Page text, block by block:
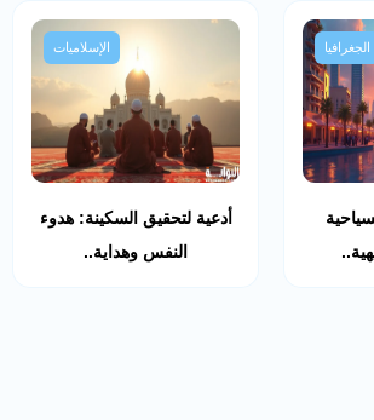
الجغرافيا الإسلاميات
أدعية لتحقيق السكينة: هدوء
النفس وهداية..